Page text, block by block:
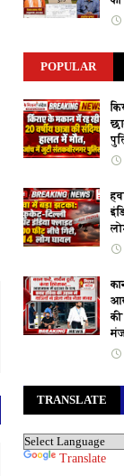
POPULAR
TRANSLATE
Translate